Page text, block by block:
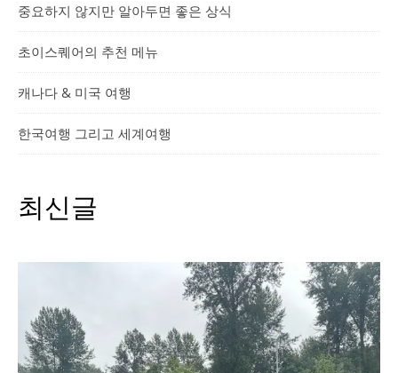
중요하지 않지만 알아두면 좋은 상식
초이스퀘어의 추천 메뉴
캐나다 & 미국 여행
한국여행 그리고 세계여행
최신글